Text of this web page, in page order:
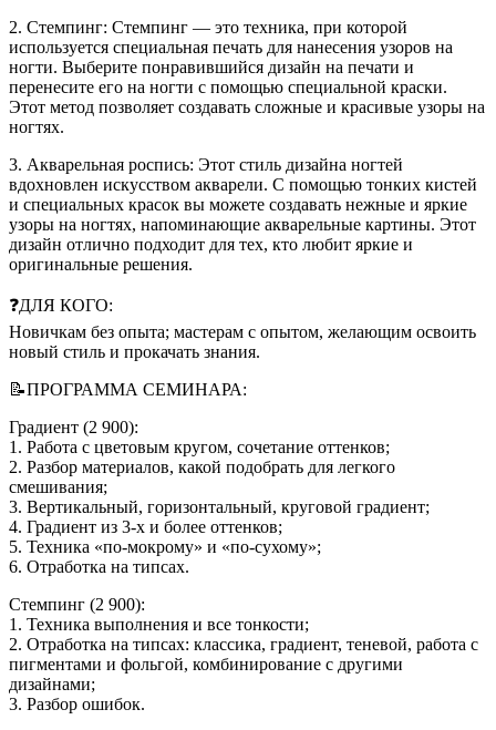
2. Стемпинг: Стемпинг — это техника, при которой
используется специальная печать для нанесения узоров на
ногти. Выберите понравившийся дизайн на печати и
перенесите его на ногти с помощью специальной краски.
Этот метод позволяет создавать сложные и красивые узоры на
ногтях.
3. Акварельная роспись: Этот стиль дизайна ногтей
вдохновлен искусством акварели. С помощью тонких кистей
и специальных красок вы можете создавать нежные и яркие
узоры на ногтях, напоминающие акварельные картины. Этот
дизайн отлично подходит для тех, кто любит яркие и
оригинальные решения.
❓ДЛЯ КОГО:
Новичкам без опыта; мастерам с опытом, желающим освоить
новый стиль и прокачать знания.
📝ПРОГРАММА СЕМИНАРА:
Градиент (2 900):
1. Работа с цветовым кругом, сочетание оттенков;
2. Разбор материалов, какой подобрать для легкого
смешивания;
3. Вертикальный, горизонтальный, круговой градиент;
4. Градиент из 3-х и более оттенков;
5. Техника «по-мокрому» и «по-сухому»;
6. Отработка на типсах.
Стемпинг (2 900):
1. Техника выполнения и все тонкости;
2. Отработка на типсах: классика, градиент, теневой, работа с
пигментами и фольгой, комбинирование с другими
дизайнами;
3. Разбор ошибок.